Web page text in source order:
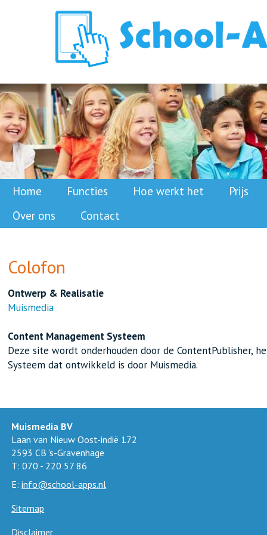
Home Functies Hoe werkt het
Prijs
Over ons
Contact
Colofon
Ontwerp & Realisatie
Muismedia
Content Management Systeem
Deze site wordt onderhouden door de ContentPublisher,
Systeem dat ontwikkeld is door Muismedia.
Muismedia BV
Laan van Nieuw Oost-indië 172
2593 CB ‘s-Gravenhage
T: 070 - 220 57 86
E:info@school-apps.nl
Sitemap
Disclaimer